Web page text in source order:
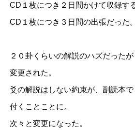
CD１枚につき２日間かけて収録す
CD１枚につき３日間の出張だった。
２０卦くらいの解説のハズだった
変更された。
爻の解説はしない約束が、副読本
付くことことに。
次々と変更になった。